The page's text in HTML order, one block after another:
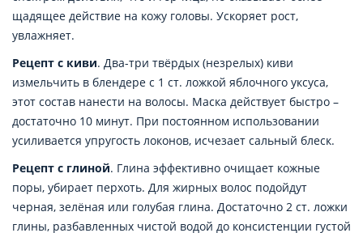
щадящее действие на кожу головы. Ускоряет рост,
увлажняет.
Рецепт с киви. Два-три твёрдых (незрелых) киви
измельчить в блендере с 1 ст. ложкой яблочного уксуса,
этот состав нанести на волосы. Маска действует быстро –
достаточно 10 минут. При постоянном использовании
усиливается упругость локонов, исчезает сальный блеск.
Рецепт с глиной. Глина эффективно очищает кожные
поры, убирает перхоть. Для жирных волос подойдут
черная, зелёная или голубая глина. Достаточно 2 ст. ложки
глины, разбавленных чистой водой до консистенции густой